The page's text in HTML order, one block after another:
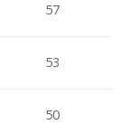
57
53
50